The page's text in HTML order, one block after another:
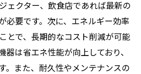
ェクター、飲食店であれば最新の
必要です。次に、エネルギー効率
とで、長期的なコスト削減が可能
器は省エネ性能が向上しており、
。また、耐久性やメンテナンスの